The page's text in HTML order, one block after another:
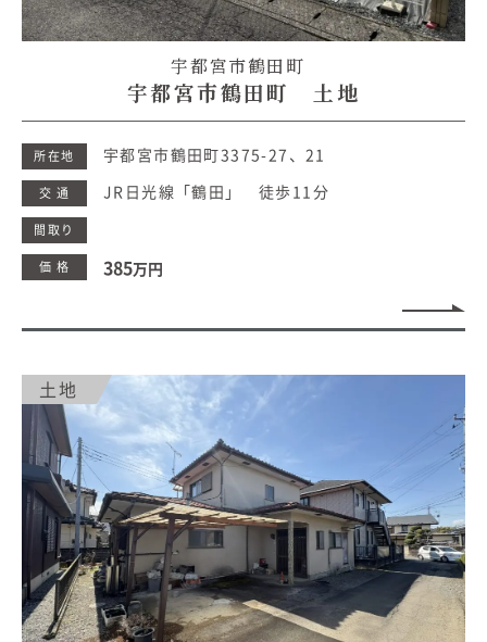
宇都宮市鶴田町
宇都宮市鶴田町 土地
所在地 宇都宮市鶴田町3375-27、21
交 通 JR日光線「鶴田」 徒歩11分
間取り
価 格
385万円
土地